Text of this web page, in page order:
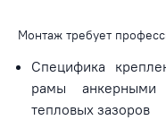
Монтаж требует
Специфика
рамы анкерными
тепловых зазоров